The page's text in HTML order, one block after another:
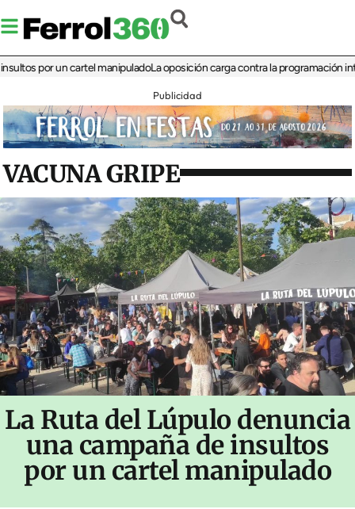
por un cartel manipuladoLa oposición carga contra la programación infantil
Publicidad
VACUNA GRIPE
La Ruta del Lúpulo denuncia
una campaña de insultos
por un cartel manipulado